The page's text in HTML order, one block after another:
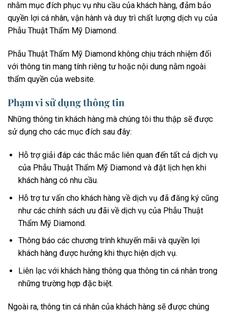
nhằm mục đích phục vụ nhu cầu của khách hàng, đảm bảo
quyền lợi cá nhân, vận hành và duy trì chất lượng dịch vụ của
Phẫu Thuật Thẩm Mỹ Diamond.
Phẫu Thuật Thẩm Mỹ Diamond không chịu trách nhiệm đối
với thông tin mang tính riêng tư hoặc nội dung nằm ngoài
thẩm quyền của website.
Phạm vi sử dụng thông tin
Những thông tin khách hàng mà chúng tôi thu thập sẽ được
sử dụng cho các mục đích sau đây:
Hỗ trợ giải đáp các thắc mắc liên quan đến tất cả dịch vụ
của Phẫu Thuật Thẩm Mỹ Diamond và đặt lịch hẹn khi
khách hàng có nhu cầu.
Hỗ trợ tư vấn cho khách hàng về dịch vụ đã đăng ký cũng
như các chính sách ưu đãi về dịch vụ của Phẫu Thuật
Thẩm Mỹ Diamond.
Thông báo các chương trình khuyến mãi và quyền lợi
khách hàng được hưởng khi thực hiện dịch vụ.
Liên lạc với khách hàng thông qua thông tin cá nhân trong
những trường hợp đặc biệt.
Ngoài ra, thông tin cá nhân của khách hàng sẽ được chúng